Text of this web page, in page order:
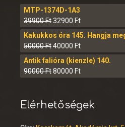
MTP-1374D-1A3
39900Ft32900 Ft
Kakukkos óra 145. Hangja
50000Ft40000 Ft
Antik falióra (kienzle) 140.
90000Ft80000 Ft
Elérhetőségek